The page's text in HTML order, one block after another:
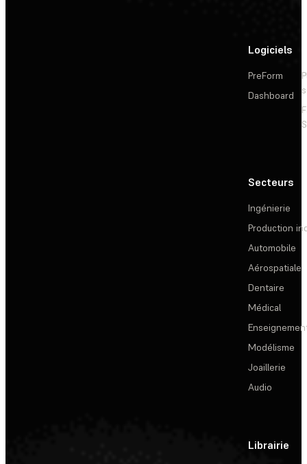
Logiciels
PreForm
Dashboard
Secteurs
Ingénierie
Production
Automobile
Aérospatiale
Dentaire
Médical
Modélisme
Joaillerie
Audio
Librairie